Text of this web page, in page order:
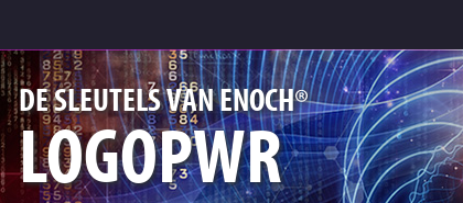
DE SLEUTELS VAN ENOCH®
LOGOPWR